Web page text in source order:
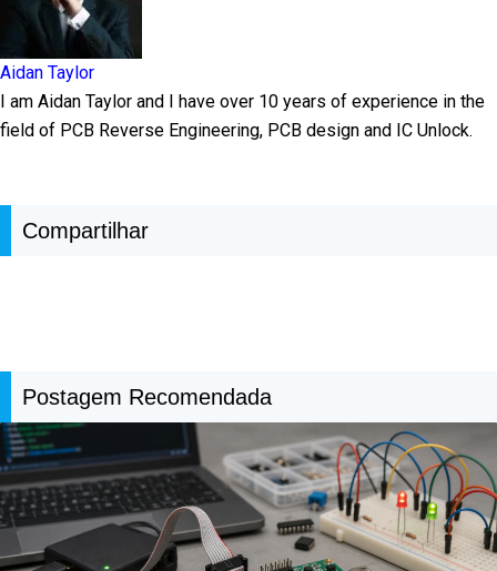
Aidan Taylor
I am Aidan Taylor and I have over 10 years of experience in the
field of PCB Reverse Engineering, PCB design and IC Unlock.
Compartilhar
Postagem Recomendada